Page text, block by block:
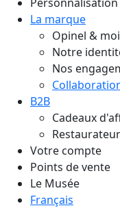
La marque
Opinel & moi
Notre
Nos
B2B
Cadeaux
Votre compte
Points de vente
Le Musée
Français